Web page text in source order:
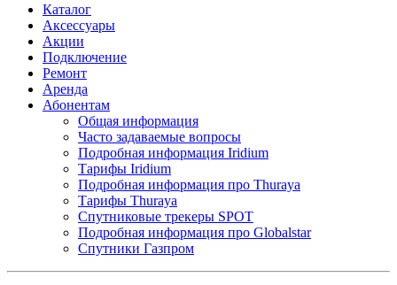
Каталог
Аксессуары
Акции
Подключение
Ремонт
Аренда
Абонентам
Общая информация
Часто задаваемые вопросы
Подробная информация Iridium
Тарифы Iridium
Подробная информация про Thuraya
Тарифы Thuraya
Спутниковые трекеры SPOT
Подробная информация про Globalstar
Спутники Газпром